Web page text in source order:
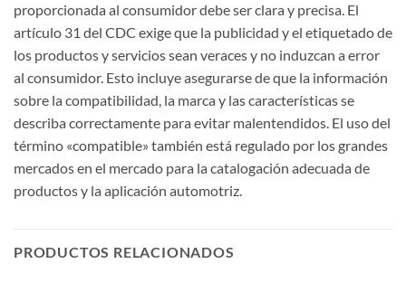
proporcionada al consumidor debe ser clara y precisa. El
artículo 31 del CDC exige que la publicidad y el etiquetado de
los productos y servicios sean veraces y no induzcan a error
al consumidor. Esto incluye asegurarse de que la información
sobre la compatibilidad, la marca y las características se
describa correctamente para evitar malentendidos. El uso del
término «compatible» también está regulado por los grandes
mercados en el mercado para la catalogación adecuada de
productos y la aplicación automotriz.
PRODUCTOS RELACIONADOS